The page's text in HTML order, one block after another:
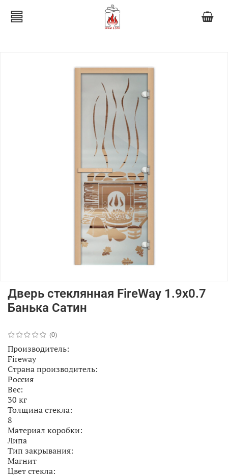
(0)
Дверь стеклянная FireWay 1.9х0.7
Банька Сатин
Производитель:
Fireway
Страна производитель:
Россия
Вес:
30 кг
Толщина стекла:
8
Материал коробки:
Липа
Тип закрывания:
Магнит
Цвет стекла: